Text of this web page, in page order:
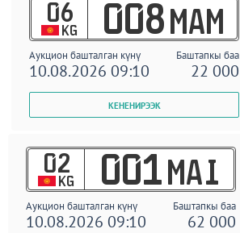
06
KG 008 MAM
Аукцион башталган күнү Баштапкы баа
10.08.2026 09:10 22 000
02
KG 001 MAI
Аукцион башталган күнү Баштапкы баа
10.08.2026 09:10 62 000